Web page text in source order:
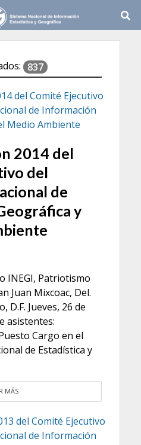
837
2014 del
del
de
y
INEGI, Patriotismo
Juan Mixcoac, Del.
D.F. Jueves, 26 de
asistentes:
Cargo en el
de Estadística y
MÁS